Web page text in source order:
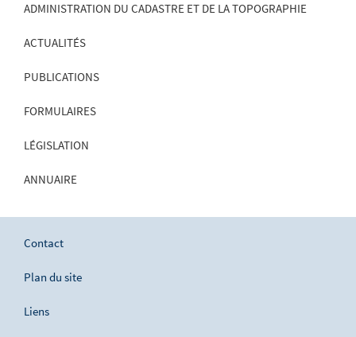
ADMINISTRATION DU CADASTRE ET DE LA TOPOGRAPHIE
ACTUALITÉS
PUBLICATIONS
FORMULAIRES
LÉGISLATION
ANNUAIRE
Contact
Plan du site
Liens